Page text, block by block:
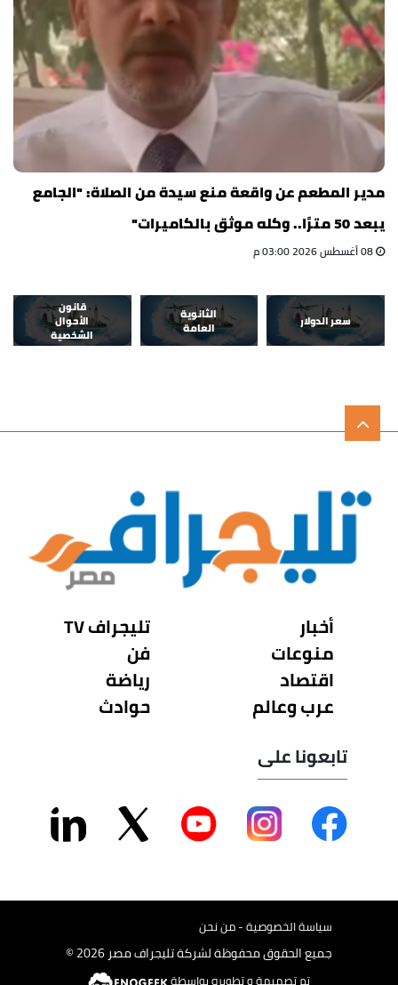
مدير المطعم عن واقعة منع سيدة من الصلاة: "الجامع
يبعد 50 مترًا.. وكله موثق بالكاميرات"
سعر الدولار
الثانوية
العامة
قانون
الأحوال
الشخصية
أخبار
منوعات
اقتصاد
عرب وعالم
تليجراف TV
فن
رياضة
حوادث
تابعونا على
سياسة الخصوصية - من نحن
جميع الحقوق محفوظة لشركة تليجراف مصر 2026 ©
تم تصميمة و تطويره بواسطة